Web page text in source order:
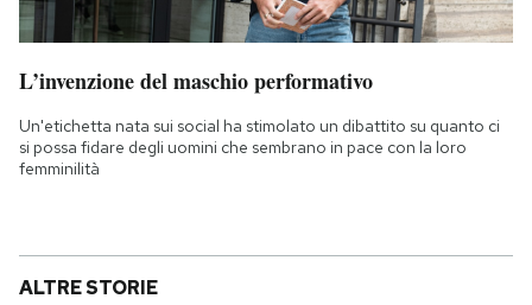
L’invenzione del maschio performativo
Un'etichetta nata sui social ha stimolato un dibattito su quanto ci
si possa fidare degli uomini che sembrano in pace con la loro
femminilità
ALTRE STORIE